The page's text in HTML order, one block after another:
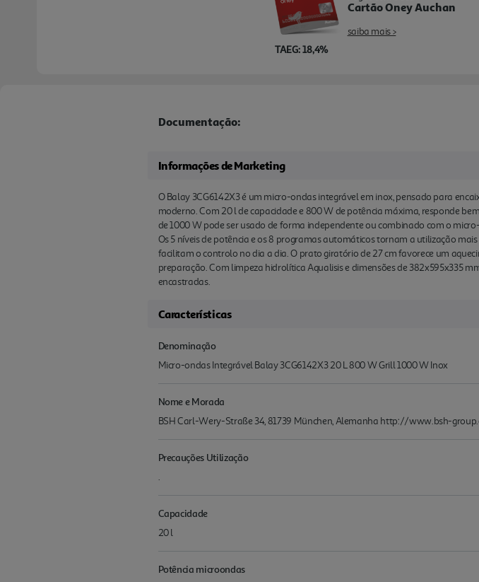
TAEG: 18,4%
Cartão Oney Auchan
saiba mais >
Documentação:
Informações de Marketing
O Balay 3CG6142X3 é um micro-ondas integrável em inox, pensado para
moderno. Com 20 l de capacidade e 800 W de potência máxima, responde
de 1000 W pode ser usado de forma independente ou combinado com o
Os 5 níveis de potência e os 8 programas automáticos tornam a utilização
facilitam o controlo no dia a dia. O prato giratório de 27 cm favorece um
preparação. Com limpeza hidrolítica Aqualisis e dimensões de 382x595x335
encastradas.
Características
Denominação
Micro-ondas Integrável Balay 3CG6142X3 20 L 800 W Grill 1000 W Inox
Nome e Morada
BSH Carl-Wery-Straße 34, 81739 München, Alemanha http://www.bsh-
Precauções Utilização
.
Capacidade
20 l
Potência microondas